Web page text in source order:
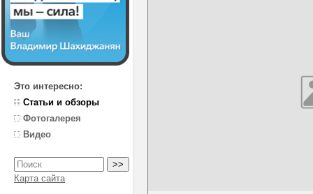
Это интересно:
Статьи и обзоры
Фотогалерея
Видео
Карта сайта